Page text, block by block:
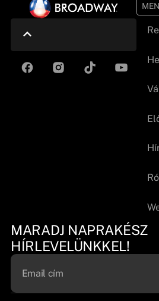
MARADJ NAPRAKÉSZ
HÍRLEVELÜNKKEL!